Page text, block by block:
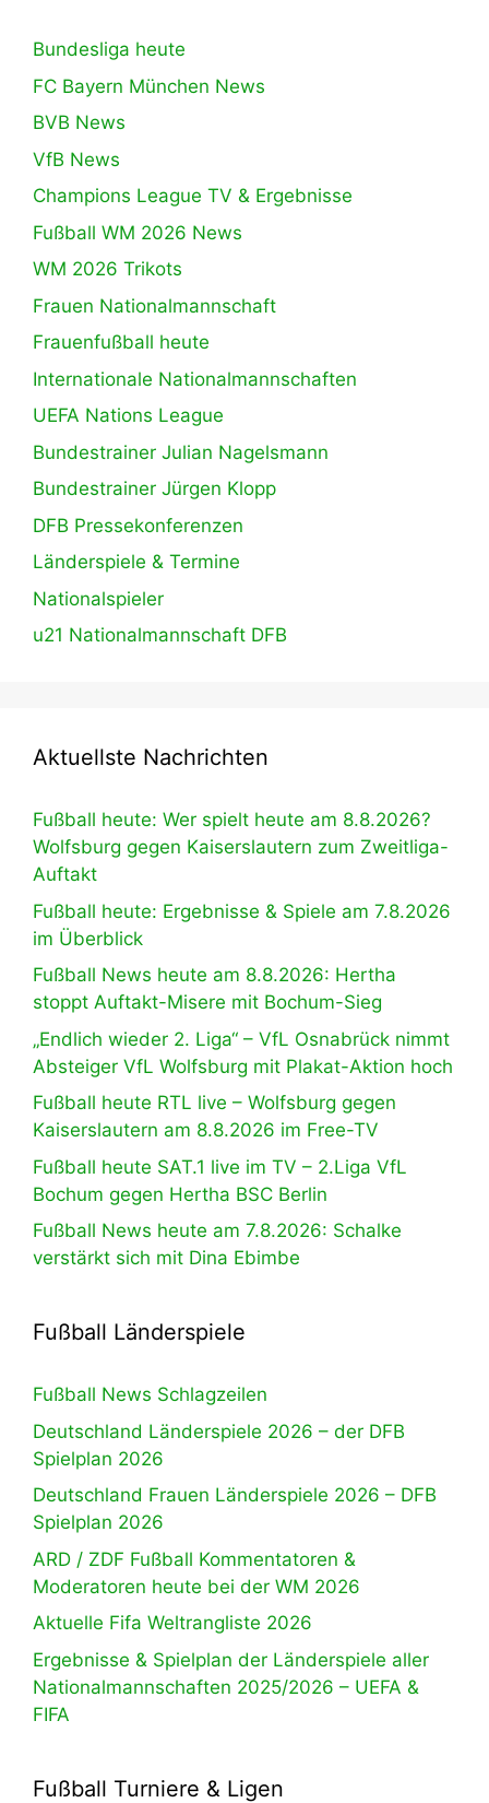
Bundesliga heute
FC Bayern München News
BVB News
VfB News
Champions League TV & Ergebnisse
Fußball WM 2026 News
WM 2026 Trikots
Frauen Nationalmannschaft
Frauenfußball heute
Internationale Nationalmannschaften
UEFA Nations League
Bundestrainer Julian Nagelsmann
Bundestrainer Jürgen Klopp
DFB Pressekonferenzen
Länderspiele & Termine
Nationalspieler
u21 Nationalmannschaft DFB
Aktuellste Nachrichten
Fußball heute: Wer spielt heute am 8.8.2026?
Wolfsburg gegen Kaiserslautern zum Zweitliga-
Auftakt
Fußball heute: Ergebnisse & Spiele am 7.8.2026
im Überblick
Fußball News heute am 8.8.2026: Hertha
stoppt Auftakt-Misere mit Bochum-Sieg
„Endlich wieder 2. Liga“ – VfL Osnabrück nimmt
Absteiger VfL Wolfsburg mit Plakat-Aktion hoch
Fußball heute RTL live – Wolfsburg gegen
Kaiserslautern am 8.8.2026 im Free-TV
Fußball heute SAT.1 live im TV – 2.Liga VfL
Bochum gegen Hertha BSC Berlin
Fußball News heute am 7.8.2026: Schalke
verstärkt sich mit Dina Ebimbe
Fußball Länderspiele
Fußball News Schlagzeilen
Deutschland Länderspiele 2026 – der DFB
Spielplan 2026
Deutschland Frauen Länderspiele 2026 – DFB
Spielplan 2026
ARD / ZDF Fußball Kommentatoren &
Moderatoren heute bei der WM 2026
Aktuelle Fifa Weltrangliste 2026
Ergebnisse & Spielplan der Länderspiele aller
Nationalmannschaften 2025/2026 – UEFA &
FIFA
Fußball Turniere & Ligen